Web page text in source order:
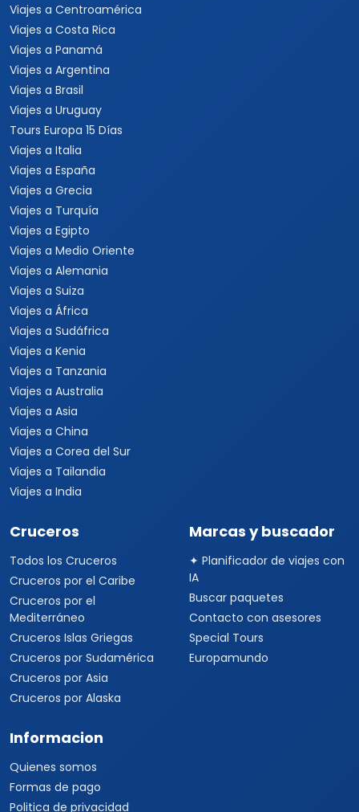
Viajes a Centroamérica
Viajes a Costa Rica
Viajes a Panamá
Viajes a Argentina
Viajes a Brasil
Viajes a Uruguay
Tours Europa 15 Días
Viajes a Italia
Viajes a España
Viajes a Grecia
Viajes a Turquía
Viajes a Egipto
Viajes a Medio Oriente
Viajes a Alemania
Viajes a Suiza
Viajes a África
Viajes a Sudáfrica
Viajes a Kenia
Viajes a Tanzania
Viajes a Australia
Viajes a Asia
Viajes a China
Viajes a Corea del Sur
Viajes a Tailandia
Viajes a India
Cruceros
Todos los Cruceros
Cruceros por el Caribe
Cruceros por el
Mediterráneo
Cruceros Islas Griegas
Cruceros por Sudamérica
Cruceros por Asia
Cruceros por Alaska
Marcas y buscador
✦ Planificador de viajes con
IA
Buscar paquetes
Contacto con asesores
Special Tours
Europamundo
Informacion
Quienes somos
Formas de pago
Politica de privacidad